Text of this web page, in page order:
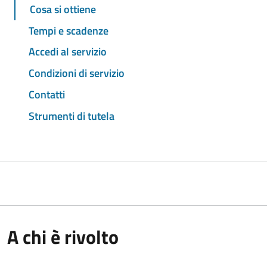
Cosa si ottiene
Tempi e scadenze
Accedi al servizio
Condizioni di servizio
Contatti
Strumenti di tutela
A chi è rivolto